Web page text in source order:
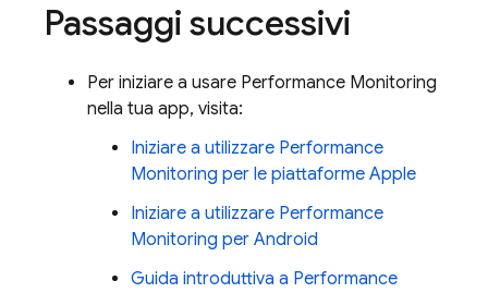
Passaggi successivi
Per iniziare a usare Performance Monitoring
nella tua app, visita:
Iniziare a utilizzare Performance
Monitoring per le piattaforme Apple
Iniziare a utilizzare Performance
Monitoring per Android
Guida introduttiva a Performance